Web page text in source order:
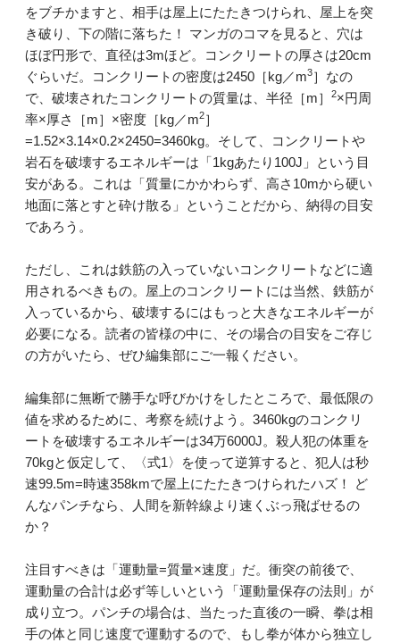
をブチかますと、相手は屋上にたたきつけられ、屋上を突
き破り、下の階に落ちた！ マンガのコマを見ると、穴は
ほぼ円形で、直径は3mほど。コンクリートの厚さは20cm
ぐらいだ。コンクリートの密度は2450［kg／m3］なの
で、破壊されたコンクリートの質量は、半径［m］
2×円周
率×厚さ［m］×密度［kg／m2］
=1.52×3.14×0.2×2450=3460kg。そして、コンクリートや
岩石を破壊するエネルギーは「1kgあたり100J」という目
安がある。これは「質量にかかわらず、高さ10mから硬い
地面に落とすと砕け散る」ということだから、納得の目安
であろう。
ただし、これは鉄筋の入っていないコンクリートなどに適
用されるべきもの。屋上のコンクリートには当然、鉄筋が
入っているから、破壊するにはもっと大きなエネルギーが
必要になる。読者の皆様の中に、その場合の目安をご存じ
の方がいたら、ぜひ編集部にご一報ください。
編集部に無断で勝手な呼びかけをしたところで、最低限の
値を求めるために、考察を続けよう。3460kgのコンクリ
ートを破壊するエネルギーは34万6000J。殺人犯の体重を
70kgと仮定して、〈式1〉を使って逆算すると、犯人は秒
速99.5m=時速358kmで屋上にたたきつけられたハズ！ ど
んなパンチなら、人間を新幹線より速くぶっ飛ばせるの
か？
注目すべきは「運動量=質量×速度」だ。衝突の前後で、
運動量の合計は必ず等しいという「運動量保存の法則」が
成り立つ。パンチの場合は、当たった直後の一瞬、拳は相
手の体と同じ速度で運動するので、もし拳が体から独立し